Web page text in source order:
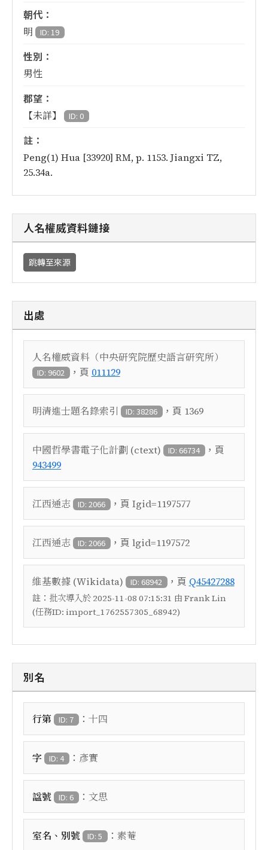
朝代：
明 ID: 19
性別：
男性
郡望：
【未詳】 ID: 0
註：
Peng(1) Hua [33920] RM, p. 1153. Jiangxi TZ,
25.34a.
人名權威資料鏈接
跳轉至來源
出處
人名權威資料（中央研究院歷史語言研究所）
ID: 9602 ，頁 011129
明清進士題名錄索引 ID: 38286 ，頁 1369
中國哲學書電子化計劃 (ctext) ID: 66734 ，頁
943499
江西通志 ID: 2066 ，頁 Igid=1197577
江西通志 ID: 2066 ，頁 lgid=1197572
維基數據 (Wikidata) ID: 68942 ，頁 Q45427288
註： 批次導入於 2025-11-08 07:15:31 由 Frank Lin
(任務ID: import_1762557305_68942)
別名
行第 ID: 7 ： 十四
字 ID: 4 ： 彥實
諡號 ID: 6 ： 文思
室名、別號 ID: 5 ： 素菴